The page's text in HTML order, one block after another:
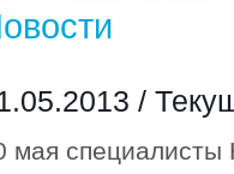
/
мая специалисты